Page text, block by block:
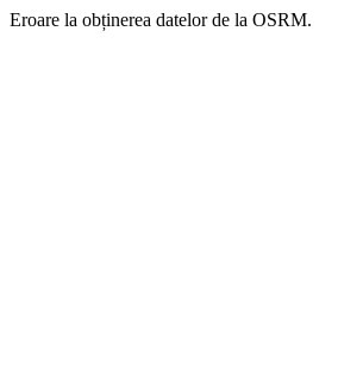
Eroare la obținerea datelor de la OSRM.